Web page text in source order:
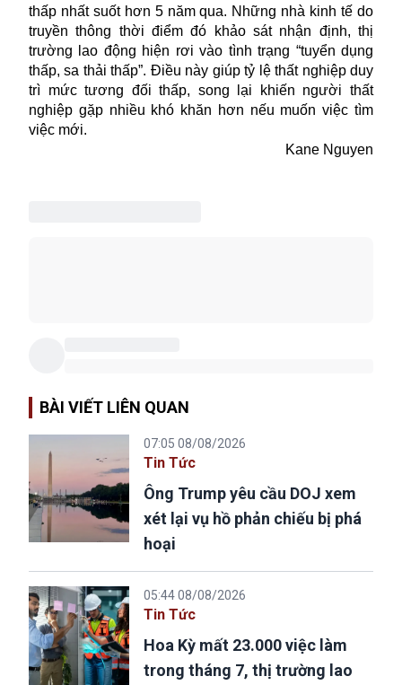
thấp nhất suốt hơn 5 năm qua. Những nhà kinh tế do
truyền thông thời điểm đó khảo sát nhận định, thị
trường lao động hiện rơi vào tình trạng “tuyển dụng
thấp, sa thải thấp”. Điều này giúptỷ lệ thất nghiệpduy
trì mức tương đối thấp, song lại khiến người thất
nghiệp gặp nhiều khó khăn hơn nếu muốn việc tìm
việc mới.
Kane Nguyen
BÀI VIẾT LIÊN QUAN
07:05 08/08/2026
Tin Tức
Ông Trump yêu cầu DOJ xem
xét lại vụ hồ phản chiếu bị phá
hoại
05:44 08/08/2026
Tin Tức
Hoa Kỳ mất 23.000 việc làm
trong tháng 7, thị trường lao